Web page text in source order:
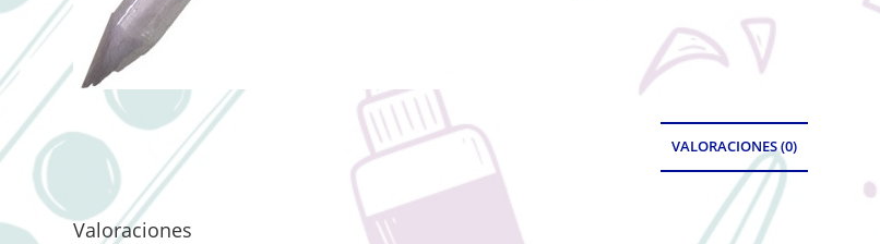
VALORACIONES (0)
Valoraciones